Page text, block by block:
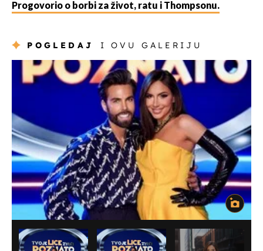
Progovorio o borbi za život, ratu i Thompsonu.
POGLEDAJ I OVU GALERIJU